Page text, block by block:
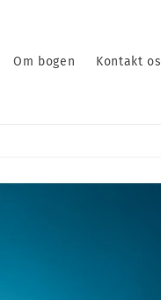
Om bogen Kontakt os